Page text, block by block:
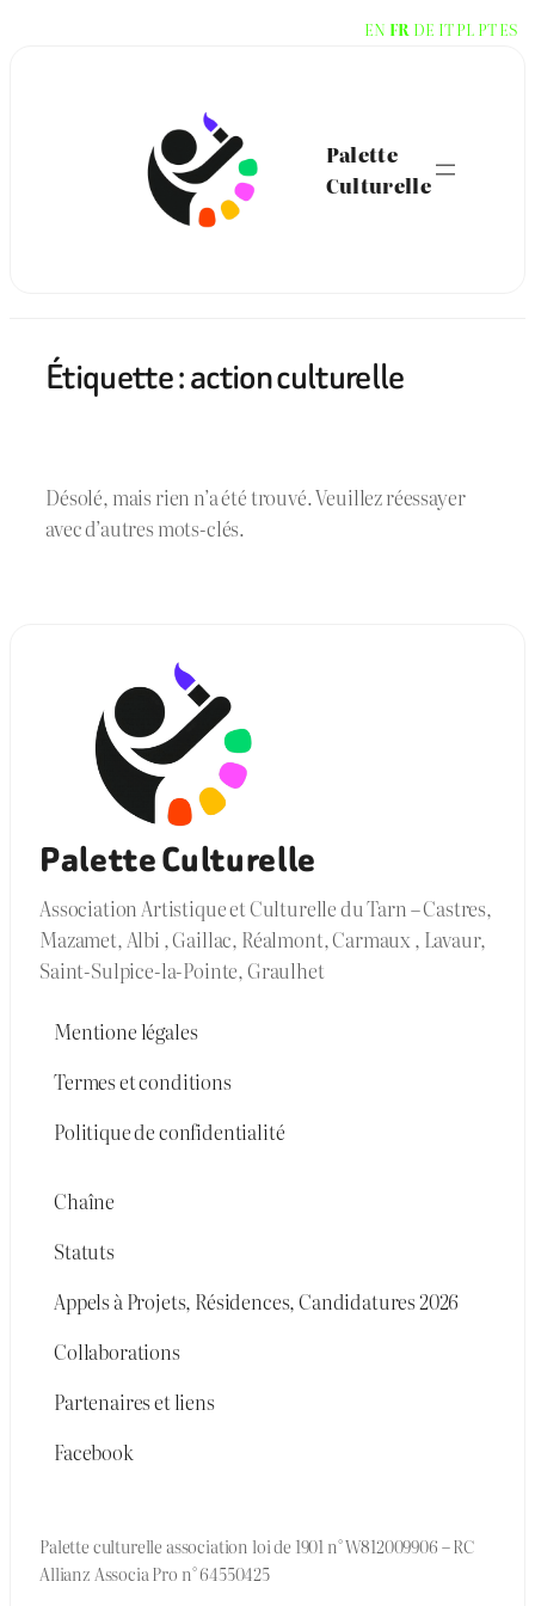
Palette
Culturelle
Étiquette :action culturelle
Désolé, mais rien n’a été trouvé. Veuillez réessayer
avec d’autres mots-clés.
Palette Culturelle
Association Artistique et Culturelle du Tarn – Castres,
Mazamet, Albi , Gaillac, Réalmont, Carmaux , Lavaur,
Saint-Sulpice-la-Pointe, Graulhet
Mentione légales
Termes et conditions
Politique de confidentialité
Chaîne
Statuts
Appels à Projets, Résidences, Candidatures 2026
Collaborations
Partenaires et liens
Facebook
Palette culturelle association loi de 1901 n° W812009906 – RC
Allianz Associa Pro n° 64550425
EN FR DE ITPL PTES